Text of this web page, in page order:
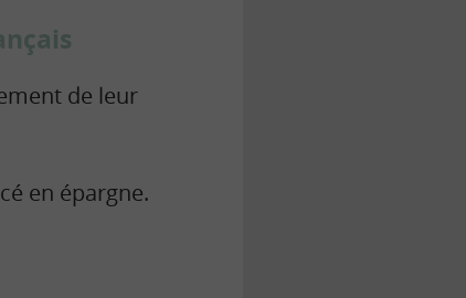
de leur
en épargne.